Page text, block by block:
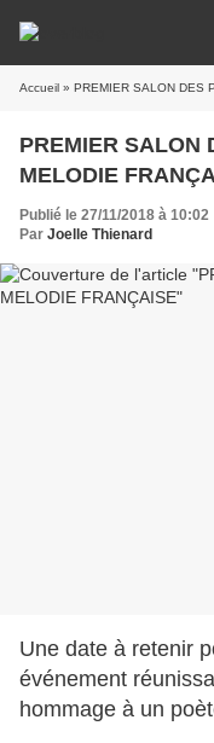
Accueil » PREMIER SALON DES
PREMIER SALON
MELODIE
Publié le 27/11/2018 à 10:02
Par Joelle Thienard
Une date à retenir
événement
hommage à un